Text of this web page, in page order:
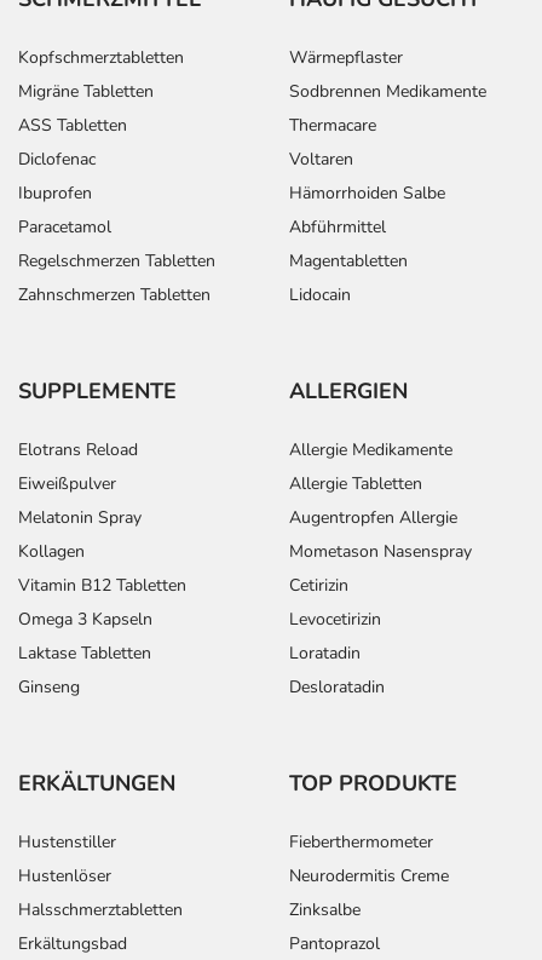
Kopfschmerztabletten
Migräne Tabletten
ASS Tabletten
Diclofenac
Ibuprofen
Paracetamol
Regelschmerzen Tabletten
Zahnschmerzen Tabletten
Wärmepflaster
Sodbrennen Medikamente
Thermacare
Voltaren
Hämorrhoiden Salbe
Abführmittel
Magentabletten
Lidocain
SUPPLEMENTE
Elotrans Reload
Eiweißpulver
Melatonin Spray
Kollagen
Vitamin B12 Tabletten
Omega 3 Kapseln
Laktase Tabletten
Ginseng
ALLERGIEN
Allergie Medikamente
Allergie Tabletten
Augentropfen Allergie
Mometason Nasenspray
Cetirizin
Levocetirizin
Loratadin
Desloratadin
ERKÄLTUNGEN
Hustenstiller
Hustenlöser
Halsschmerztabletten
Erkältungsbad
TOP PRODUKTE
Fieberthermometer
Neurodermitis Creme
Zinksalbe
Pantoprazol